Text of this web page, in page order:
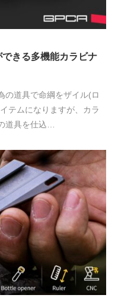
きる多機能カラビナ
の道具で命綱をザイル(ロ
テムになりますが、カラ
道具を仕込…